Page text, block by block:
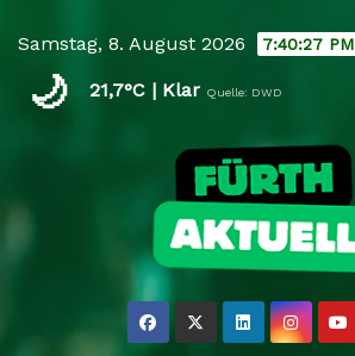
content
Samstag, 8. August 2026 7:40:28 PM
🌙 21,7°C | Klar Quelle: DWD